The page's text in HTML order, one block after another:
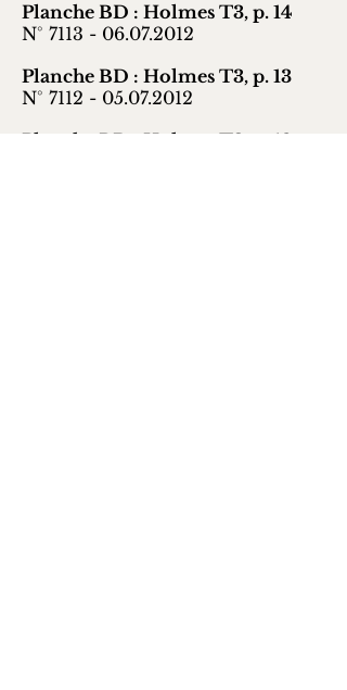
Planche BD : Holmes T3, p. 14
N° 7113 - 06.07.2012
Planche BD : Holmes T3, p. 13
N° 7112 - 05.07.2012
Planche BD : Holmes T3, p. 12